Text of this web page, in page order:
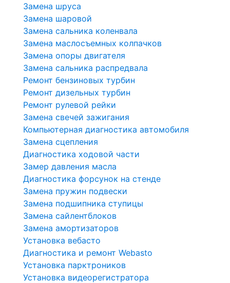
Замена шруса
Замена шаровой
Замена сальника коленвала
Замена маслосъемных колпачков
Замена опоры двигателя
Замена сальника распредвала
Ремонт бензиновых турбин
Ремонт дизельных турбин
Ремонт рулевой рейки
Замена свечей зажигания
Компьютерная диагностика автомобиля
Замена сцепления
Диагностика ходовой части
Замер давления масла
Диагностика форсунок на стенде
Замена пружин подвески
Замена подшипника ступицы
Замена сайлентблоков
Замена амортизаторов
Установка вебасто
Диагностика и ремонт Webasto
Установка парктроников
Установка видеорегистратора